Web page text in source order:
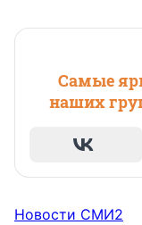
Самые
наших
Новости СМИ2